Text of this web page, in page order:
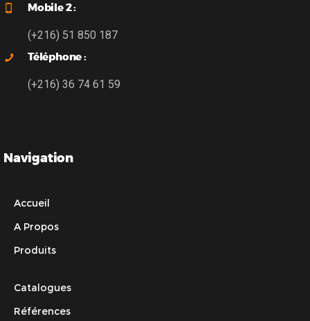
Mobile 2 :
(+216) 51 850 187
Téléphone :
(+216) 36 74 61 59
Navigation
Accueil
A Propos
Produits
Catalogues
Références